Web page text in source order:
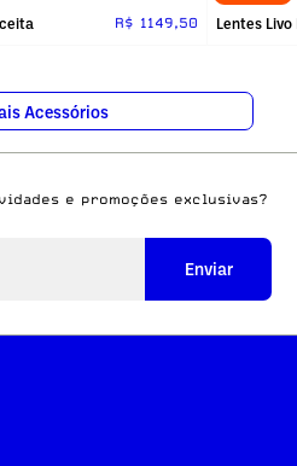
R$ 1149,50 Lentes
Acessórios
e promoções exclusivas?
Enviar